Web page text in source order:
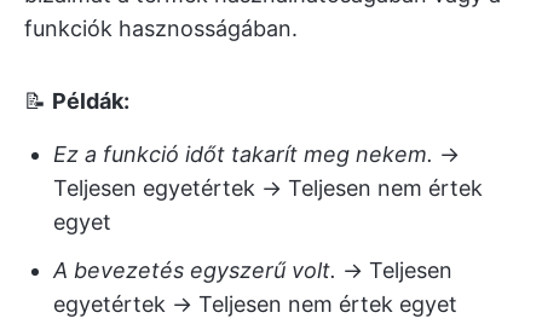
funkciók hasznosságában.
📝 Példák:
Ez a funkció időt takarít meg nekem. →
Teljesen egyetértek → Teljesen nem értek
egyet
A bevezetés egyszerű volt. → Teljesen
egyetértek → Teljesen nem értek egyet